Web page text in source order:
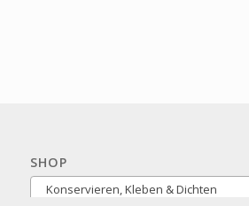
SHOP
Konservieren, Kleben & Dichten